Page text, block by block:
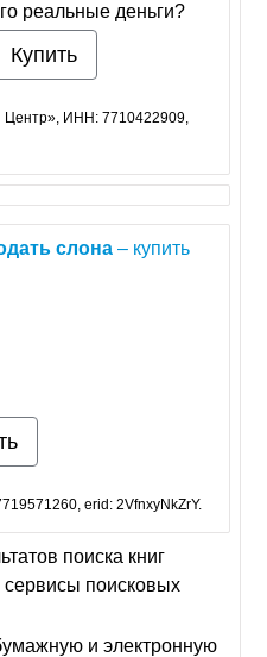
реальные деньги?
Купить
ИНН: 7710422909,
слона – купить
erid: 2VfnxyNkZrY.
поиска книг
поисковых
и электронную